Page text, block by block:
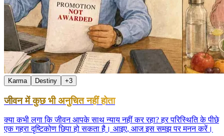
Karma Destiny +3
जीवन में कुछ भी अनुचित नहीं होता
क्या कभी लगा कि जीवन आपके साथ न्याय नहीं कर रहा? हर परिस्थिति के पीछे
एक गहरा दृष्टिकोण छिपा हो सकता है। आइए, आज इस समझ पर मनन करें।